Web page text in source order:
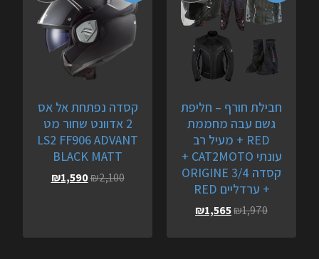
חבילת חורף – חליפת
גשם עבה מחממת
RED + מעיל רב
עונתי CAT2MOTO +
קסדה 3/4 ORIGINE
+ ערדליים RED
₪1,970
₪1,565
קסדה נפתחת אל אס
2 אדוונט שחור מט
LS2 FF906 ADVANT
BLACK MATT
₪2,100
₪1,590